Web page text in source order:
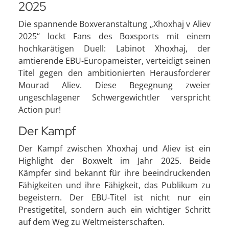
2025
Die spannende Boxveranstaltung „Xhoxhaj v Aliev
2025“ lockt Fans des Boxsports mit einem
hochkarätigen Duell: Labinot Xhoxhaj, der
amtierende EBU-Europameister, verteidigt seinen
Titel gegen den ambitionierten Herausforderer
Mourad Aliev. Diese Begegnung zweier
ungeschlagener Schwergewichtler verspricht
Action pur!
Der Kampf
Der Kampf zwischen Xhoxhaj und Aliev ist ein
Highlight der Boxwelt im Jahr 2025. Beide
Kämpfer sind bekannt für ihre beeindruckenden
Fähigkeiten und ihre Fähigkeit, das Publikum zu
begeistern. Der EBU-Titel ist nicht nur ein
Prestigetitel, sondern auch ein wichtiger Schritt
auf dem Weg zu Weltmeisterschaften.